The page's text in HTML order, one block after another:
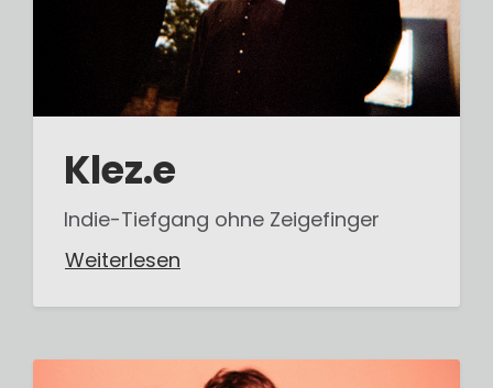
Klez.e
Indie-Tiefgang ohne Zeigefinger
Weiterlesen